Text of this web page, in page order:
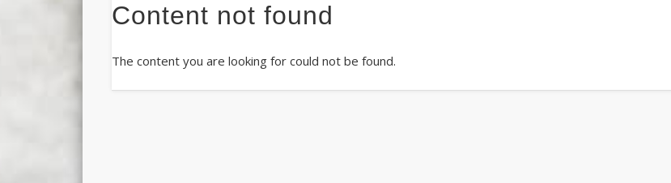
Content not found
The content you are looking for could not be found.